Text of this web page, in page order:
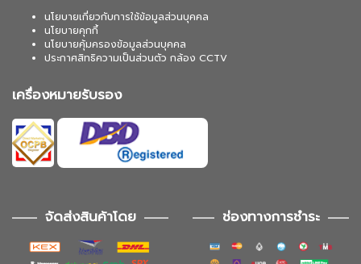
นโยบายเกี่ยวกับการใช้ข้อมูลส่วนบุคคล
นโยบายคุกกี้
นโยบายคุ้มครองข้อมูลส่วนบุคคล
ประกาศสิทธิความเป็นส่วนตัว กล้อง CCTV
เครื่องหมายรับรอง
จัดส่งสินค้าโดย ช่องทางการชำระ